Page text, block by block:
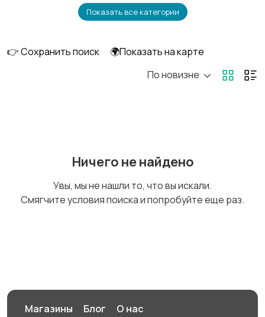
Будущим мамам Верхняя одежда
Домашняя одежда
Показать все категории
👉 Сохранить поиск
🌍Показать на карте
По новизне
Ничего не найдено
Увы, мы не нашли то, что вы искали.
Смягчите условия поиска и попробуйте еще раз.
Магазины Блог
О нас